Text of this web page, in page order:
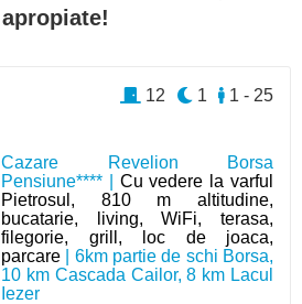
apropiate!
Cazare Revelion Borsa
Pensiune**** | Cu vedere la varful
Pietrosul, 810 m altitudine,
bucatarie, living, WiFi, terasa,
filegorie, grill, loc de joaca,
parcare | 6km partie de schi Borsa,
10 km Cascada Cailor, 8 km Lacul
Iezer
1 - 25
1
12